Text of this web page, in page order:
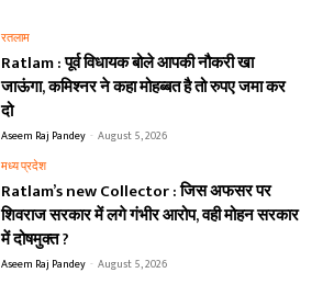
रतलाम
Ratlam : पूर्व विधायक बोले आपकी नौकरी खा
जाऊंगा, कमिश्नर ने कहा मोहब्बत है तो रुपए जमा कर
दो
Aseem Raj Pandey - August 5, 2026
मध्य प्रदेश
Ratlam’s new Collector : जिस अफसर पर
शिवराज सरकार में लगे गंभीर आरोप, वही मोहन सरकार
में दोषमुक्त ?
Aseem Raj Pandey - August 5, 2026